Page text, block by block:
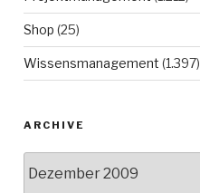
Shop (25)
Wissensmanagement (1.397)
ARCHIVE